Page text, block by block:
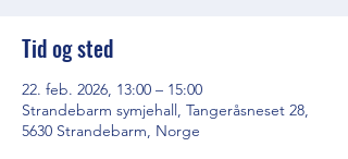
Tid og sted
22. feb. 2026, 13:00 – 15:00
Strandebarm symjehall, Tangeråsneset 28,
5630 Strandebarm, Norge